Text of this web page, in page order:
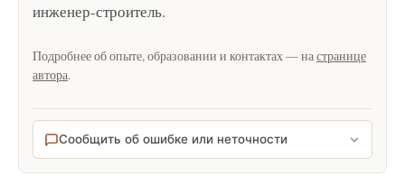
инженер-строитель.
Подробнее об опыте, образовании и контактах — настранице
автора.
Сообщить об ошибке или неточности